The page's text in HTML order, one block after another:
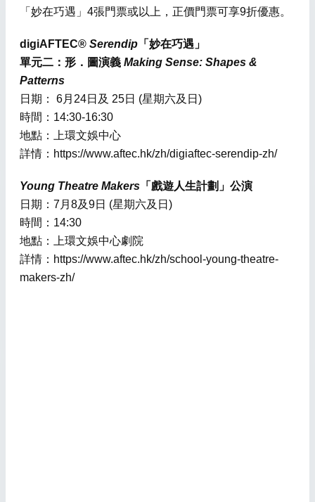
「妙在巧遇」4張門票或以上，正價門票可享9折優惠。
digiAFTEC® Serendip 「妙在巧遇」
單元二：形．圖演義 Making Sense: Shapes &
Patterns
日期： 6月24日及 25日 (星期六及日)
時間：14:30-16:30
地點：上環文娛中心
詳情：https://www.aftec.hk/zh/digiaftec-serendip-zh/
Young Theatre Makers 「戲遊人生計劃」公演
日期：7月8及9日 (星期六及日)
時間：14:30
地點：上環文娛中心劇院
詳情：https://www.aftec.hk/zh/school-young-theatre-
makers-zh/